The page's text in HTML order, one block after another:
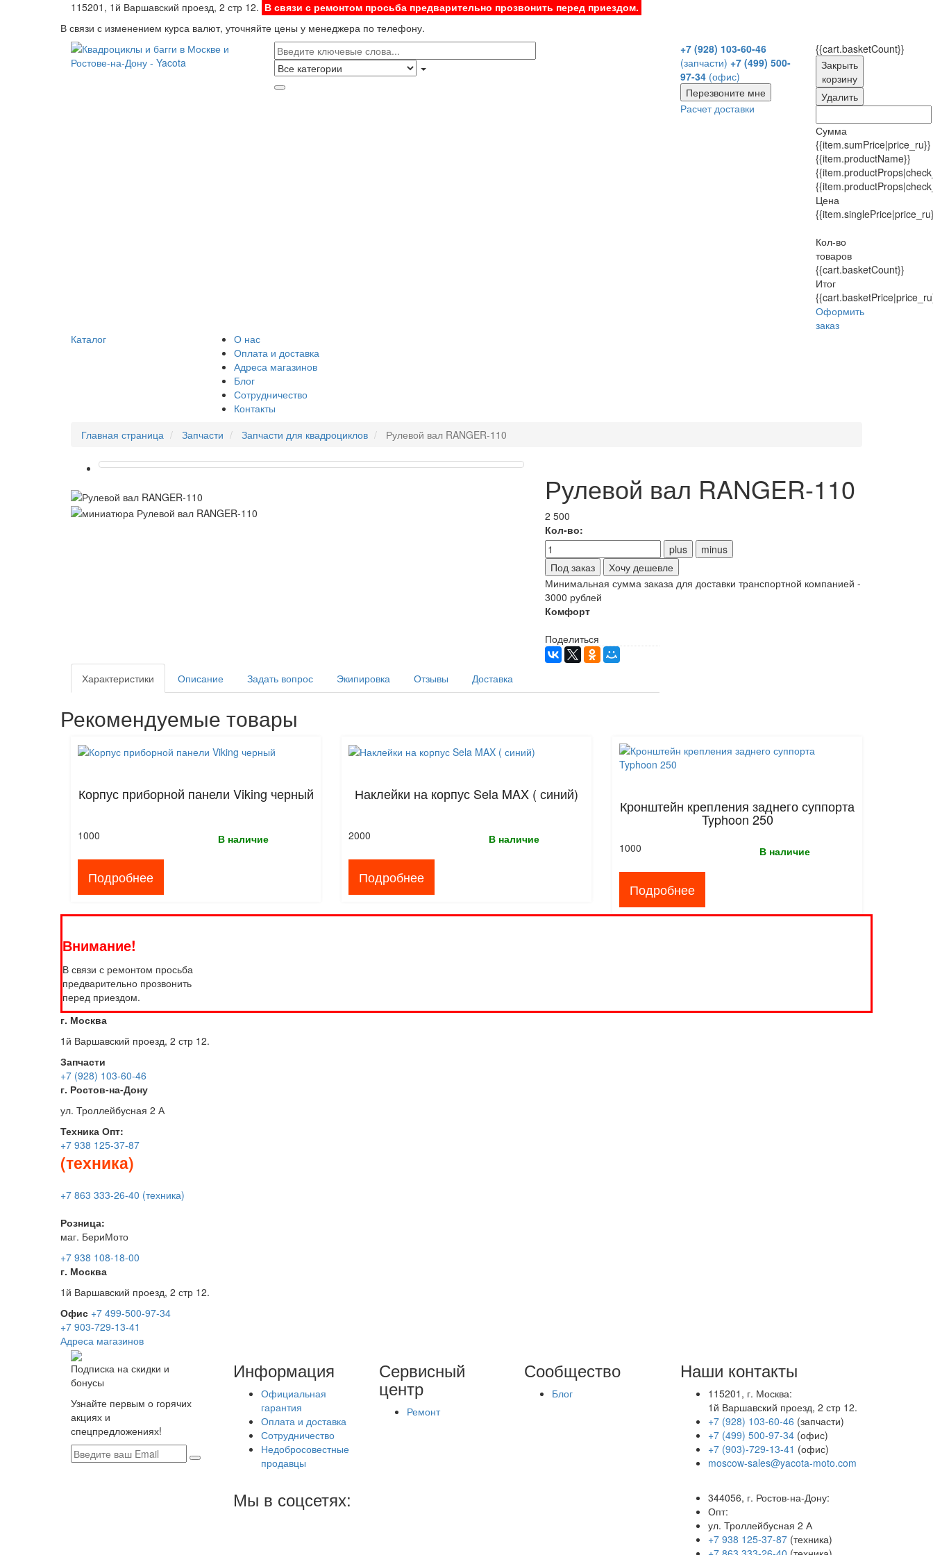
115201, 1й Варшавский проезд, 2 стр 12. В связи с ремонтом просьба предварительно прозвонить перед приездом.
В связи с изменением курса валют, уточняйте цены у менеджера по телефону.
+7 (928) 103-60-46
(запчасти) +7 (499) 500-
97-34 (офис)
Перезвоните мне
Расчет доставки
{{cart.basketCount}}
Закрыть
корзину
Удалить
Сумма
{{item.sumPrice|price_ru}}
{{item.productName}}
Цена
Кол-во
товаров
{{cart.basketCount}}
Итог
Оформить
заказ
Каталог
О нас
Оплата и доставка
Адреса магазинов
Блог
Сотрудничество
Контакты
Главная страница
Запчасти Запчасти для квадроциклов Рулевой вал RANGER-110
Рулевой вал RANGER-110
2 500
Кол-во:
Хочу дешевле
Минимальная сумма заказа для доставки транспортной компанией -
3000 рублей
Комфорт
Поделиться
Характеристики Описание Задать вопрос Экипировка Отзывы Доставка
Рекомендуемые товары
Корпус приборной панели Viking черный
В наличие
1000
Подробнее
Наклейки на корпус Sela MAX ( синий)
В наличие
2000
Подробнее
Кронштейн крепления заднего суппорта
Typhoon 250
В наличие
1000
Подробнее
Внимание!
В связи с ремонтом просьба
предварительно прозвонить
перед приездом.
г. Москва
1й Варшавский проезд, 2 стр 12.
Запчасти
+7 (928) 103-60-46
г. Ростов-на-Дону
ул. Троллейбусная 2 А
Техника Опт:
+7 938 125-37-87
(техника)
+7 863 333-26-40 (техника)
Розница:
маг. БериМото
+7 938 108-18-00
г. Москва
1й Варшавский проезд, 2 стр 12.
Офис +7 499-500-97-34
+7 903-729-13-41
Адреса магазинов
Подписка на скидки и
бонусы
Узнайте первым о горячих
акциях и
спецпредложениях!
Информация
Официальная
гарантия
Оплата и доставка
Сотрудничество
Недобросовестные
продавцы
Сервисный
центр
Ремонт
Сообщество
Блог
Мы в соцсетях:
Наши контакты
115201, г. Москва:
1й Варшавский проезд, 2 стр 12.
+7 (928) 103-60-46 (запчасти)
+7 (499) 500-97-34(офис)
+7 (903)-729-13-41 (офис)
moscow-sales@yacota-moto.com
344056, г. Ростов-на-Дону:
Опт:
ул. Троллейбусная 2 А
+7 938 125-37-87(техника)